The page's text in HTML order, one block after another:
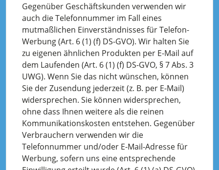
Gegenüber Geschäftskunden verwenden wir
auch die Telefonnummer im Fall eines
mutmaßlichen Einverständnisses für Telefon-
Werbung (Art. 6 (1) (f) DS-GVO). Wir halten Sie
zu eigenen ähnlichen Produkten per E-Mail auf
dem Laufenden (Art. 6 (1) (f) DS-GVO, § 7 Abs. 3
UWG). Wenn Sie das nicht wünschen, können
Sie der Zusendung jederzeit (z. B. per E-Mail)
widersprechen. Sie können widersprechen,
ohne dass Ihnen weitere als die reinen
Kommunikationskosten entstehen. Gegenüber
Verbrauchern verwenden wir die
Telefonnummer und/oder E-Mail-Adresse für
Werbung, sofern uns eine entsprechende